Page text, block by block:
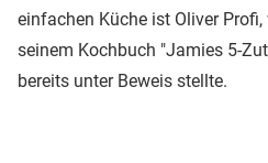
einfachen Küche ist Oliver
seinem Kochbuch "Jamies 5-
bereits unter Beweis stellte.